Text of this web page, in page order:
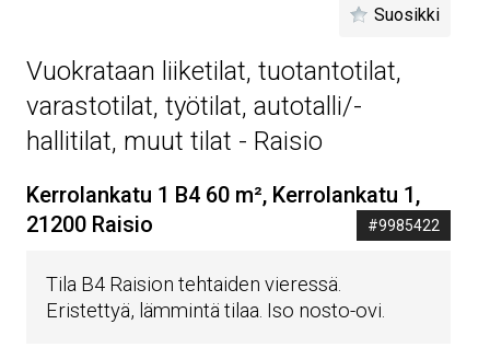
Suosikki
Vuokrataan liiketilat, tuotantotilat,
varastotilat, työtilat, autotalli/-
hallitilat, muut tilat - Raisio
Kerrolankatu 1 B4 60 m², Kerrolankatu 1,
21200 Raisio
#9985422
Tila B4 Raision tehtaiden vieressä.
Eristettyä, lämmintä tilaa. Iso nosto-ovi.